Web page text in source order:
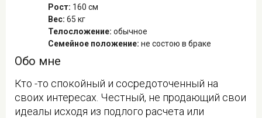
Рост: 160 см
Вес: 65 кг
Телосложение: обычное
Семейное положение: не состою в браке
Обо мне
Кто -то спокойный и сосредоточенный на
своих интересах. Честный, не продающий свои
идеалы исходя из подлого расчета или